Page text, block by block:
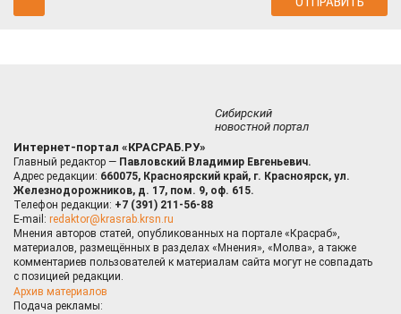
Сибирский
новостной портал
Интернет-портал «КРАСРАБ.РУ»
Главный редактор — Павловский Владимир Евгеньевич.
Адрес редакции: 660075, Красноярский край, г. Красноярск, ул.
Железнодорожников, д. 17, пом. 9, оф. 615.
Телефон редакции: +7 (391) 211-56-88
E-mail: redaktor@krasrab.krsn.ru
Мнения авторов статей, опубликованных на портале «Красраб»,
материалов, размещённых в разделах «Мнения», «Молва», а также
комментариев пользователей к материалам сайта могут не совпадать
с позицией редакции.
Архив материалов
Подача рекламы: